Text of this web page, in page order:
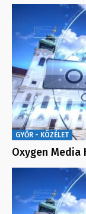
GYŐR - KÖZÉLET
Oxygen Media